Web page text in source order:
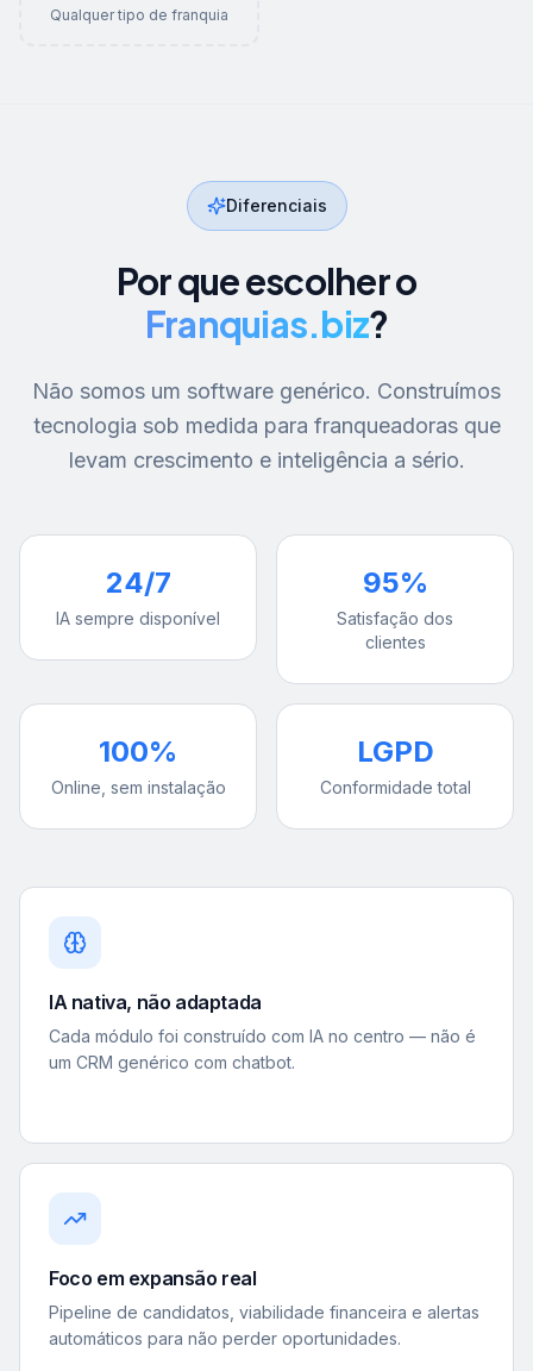
Qualquer tipo de franquia
Diferenciais
Por que escolher o
Franquias.biz?
Não somos um software genérico. Construímos
tecnologia sob medida para franqueadoras que
levam crescimento e inteligência a sério.
24/7
IA sempre disponível
95%
Satisfação dos
clientes
100%
Online, sem instalação
LGPD
Conformidade total
IA nativa, não adaptada
Cada módulo foi construído com IA no centro — não é
um CRM genérico com chatbot.
Foco em expansão real
Pipeline de candidatos, viabilidade financeira e alertas
automáticos para não perder oportunidades.